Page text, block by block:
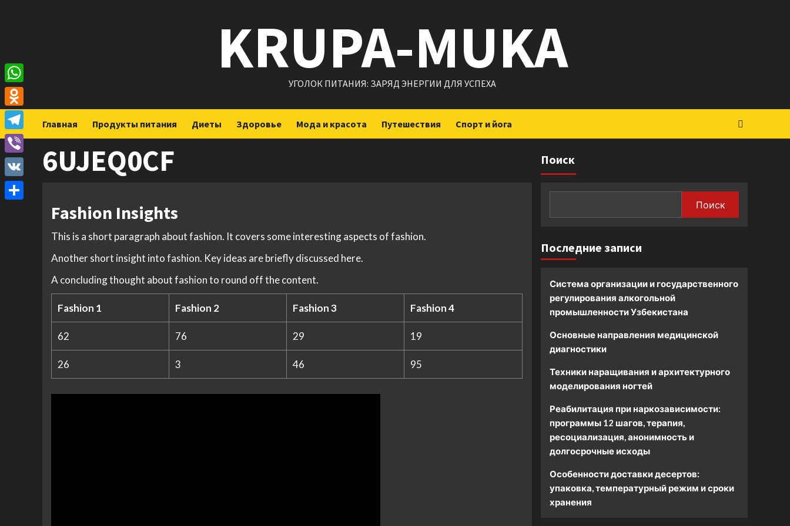
KRUPA-MUKA
УГОЛОК ПИТАНИЯ: ЗАРЯД ЭНЕРГИИ ДЛЯ УСПЕХА
Главная Продукты питания Диеты Здоровье Мода и красота Путешествия Спорт и йога
6UJEQ0CF
Fashion Insights
This is a short paragraph about fashion. It covers some interesting aspects of fashion.
Another short insight into fashion. Key ideas are briefly discussed here.
A concluding thought about fashion to round off the content.
Fashion 1 Fashion 2 Fashion 3 Fashion 4
62 76 29 19
26 3 46 95
Поиск
Поиск
Последние записи
Система организации и государственного
регулирования алкогольной
промышленности Узбекистана
Основные направления медицинской
диагностики
Техники наращивания и архитектурного
моделирования ногтей
Реабилитация при наркозависимости:
программы 12 шагов, терапия,
ресоциализация, анонимность и
долгосрочные исходы
Особенности доставки десертов:
упаковка, температурный режим и сроки
хранения
WhatsApp
Odnoklassniki
Telegram
Viber
VK
Отправить